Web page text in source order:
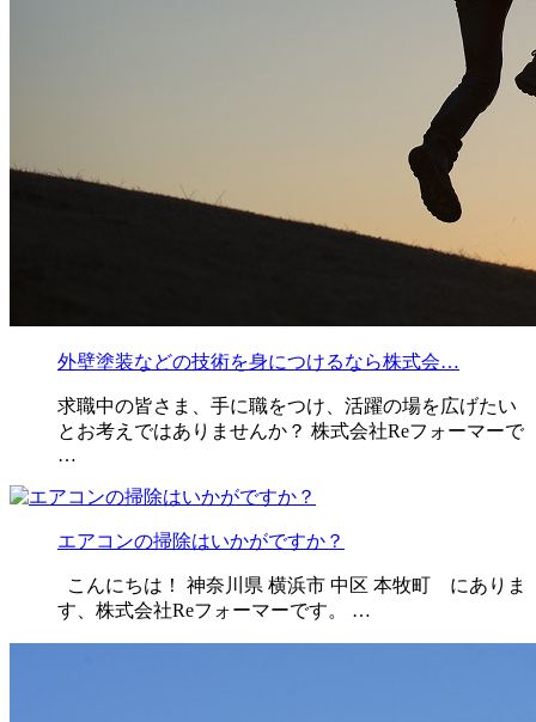
外壁塗装などの技術を身につけるなら株式会…
求職中の皆さま、手に職をつけ、活躍の場を広げたい
とお考えではありませんか？ 株式会社Reフォーマーで
…
エアコンの掃除はいかがですか？
こんにちは！ 神奈川県 横浜市 中区 本牧町 にありま
す、株式会社Reフォーマーです。 …